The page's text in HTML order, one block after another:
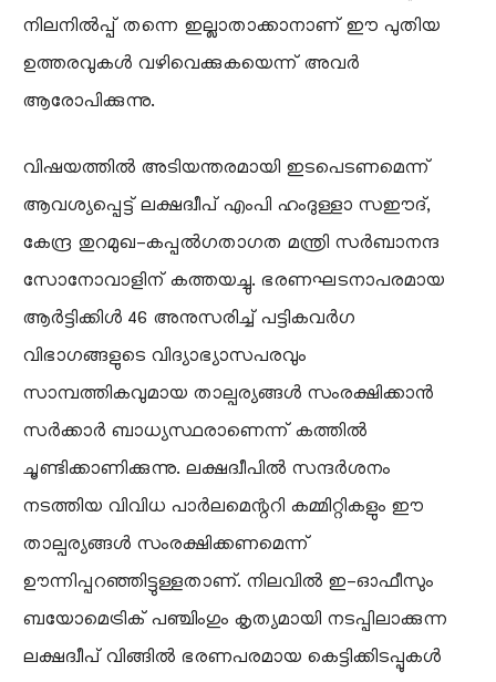
നിലനിൽപ്പ് തന്നെ ഇല്ലാതാക്കാനാണ് ഈ പുതിയ
ഉത്തരവുകൾ വഴിവെക്കുകയെന്ന് അവർ
ആരോപിക്കുന്നു.
വിഷയത്തിൽ അടിയന്തരമായി ഇടപെടണമെന്ന്
ആവശ്യപ്പെട്ട് ലക്ഷദ്വീപ് എംപി ഹംദുള്ളാ സഈദ്,
കേന്ദ്ര തുറമുഖ-കപ്പൽഗതാഗത മന്ത്രി സർബാനന്ദ
സോനോവാളിന് കത്തയച്ചു. ഭരണഘടനാപരമായ
ആർട്ടിക്കിൾ 46 അനുസരിച്ച് പട്ടികവർഗ
വിഭാഗങ്ങളുടെ വിദ്യാഭ്യാസപരവും
സാമ്പത്തികവുമായ താല്പര്യങ്ങൾ സംരക്ഷിക്കാൻ
സർക്കാർ ബാധ്യസ്ഥരാണെന്ന് കത്തിൽ
ചൂണ്ടിക്കാണിക്കുന്നു. ലക്ഷദ്വീപിൽ സന്ദർശനം
നടത്തിയ വിവിധ പാർലമെന്ററി കമ്മിറ്റികളും ഈ
താല്പര്യങ്ങൾ സംരക്ഷിക്കണമെന്ന്
ഊന്നിപ്പറഞ്ഞിട്ടുള്ളതാണ്. നിലവിൽ ഇ-ഓഫീസും
ബയോമെട്രിക് പഞ്ചിംഗും കൃത്യമായി നടപ്പിലാക്കുന്ന
ലക്ഷദ്വീപ് വിങ്ങിൽ ഭരണപരമായ കെട്ടിക്കിടപ്പുകൾ